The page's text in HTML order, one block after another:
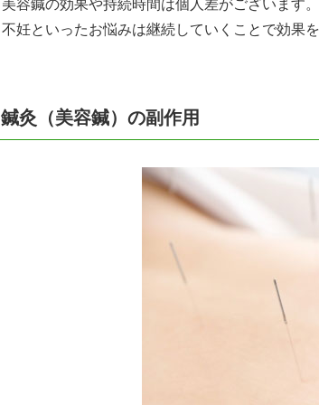
美容鍼の効果や持続時間は個人差がございます
不妊といったお悩みは継続していくことで効果
鍼灸（美容鍼）の副作用